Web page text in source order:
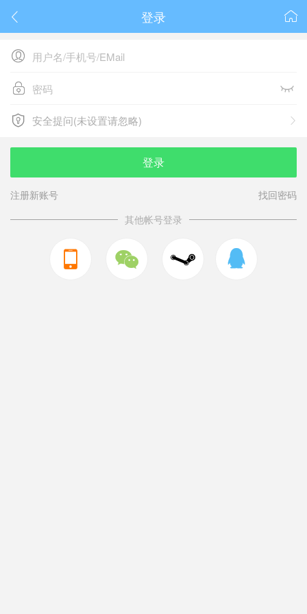
 
登录

 
 
安全提问(未设置请忽略)
安全提问(未设置请忽略)
登录
注册新账号
找回密码
其他帐号登录
  